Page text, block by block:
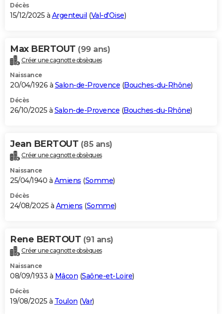
Décès
15/12/2025 à Argenteuil (Val-d'Oise)
Max BERTOUT (99 ans)
Créer une cagnotte obsèques
Naissance
20/04/1926 à Salon-de-Provence (Bouches-du-Rhône)
Décès
26/10/2025 à Salon-de-Provence (Bouches-du-Rhône)
Jean BERTOUT (85 ans)
Créer une cagnotte obsèques
Naissance
25/04/1940 à Amiens (Somme)
Décès
24/08/2025 à Amiens (Somme)
Rene BERTOUT (91 ans)
Créer une cagnotte obsèques
Naissance
08/09/1933 à Mâcon (Saône-et-Loire)
Décès
19/08/2025 à Toulon (Var)